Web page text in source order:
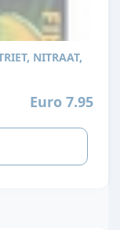
NITRAAT,
Euro 7.95